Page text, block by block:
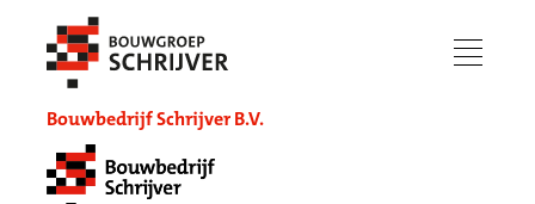
menu
Bouwbedrijf Schrijver B.V.